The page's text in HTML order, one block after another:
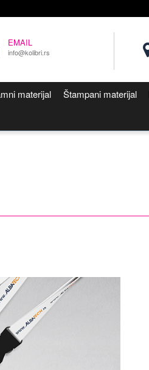
EMAIL
info@kolibri.rs
materijal Štampani materijal